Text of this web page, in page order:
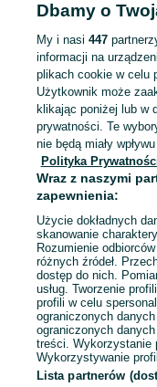
masażu - Małopolskie
KATEGORIA
Mapa kategorii
Mapa miejscowości
Mapa ministron
Popularne wyszukiwania
Dbamy o
My i nasi 447
informacji na
plikach cookie w celu
Użytkownik może
klikając poniżej lub w
prywatności. Te
nie będą miały
Polityka
Wraz z naszymi
zapewnienia:
Użycie dokładnych
skanowanie
Rozumienie
różnych źródeł.
dostęp do nich.
usług. Tworzenie
profili w celu
ograniczonych
ograniczonych
treści. Wykorzystanie
Wykorzystywanie
Lista partnerów